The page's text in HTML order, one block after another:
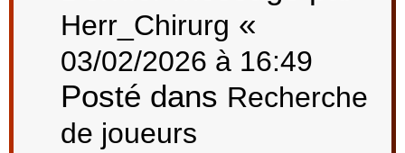
Herr_Chirurg «
03/02/2026 à 16:49
Posté dans Recherche
de joueurs